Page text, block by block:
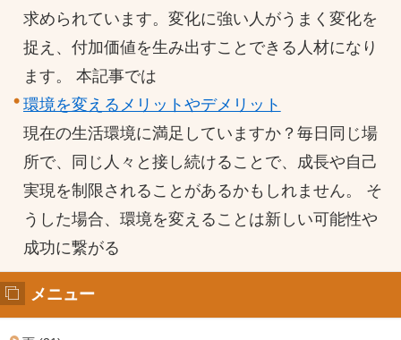
求められています。変化に強い人がうまく変化を
捉え、付加価値を生み出すことできる人材になり
ます。 本記事では
環境を変えるメリットやデメリット
現在の生活環境に満足していますか？毎日同じ場
所で、同じ人々と接し続けることで、成長や自己
実現を制限されることがあるかもしれません。 そ
うした場合、環境を変えることは新しい可能性や
成功に繋がる
メニュー